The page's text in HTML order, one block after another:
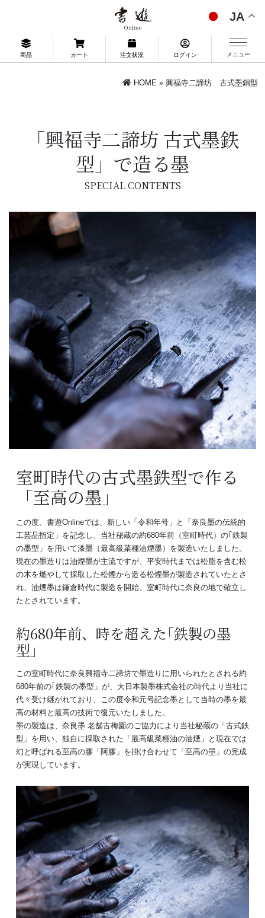
JA
商品 カート 注文状況 ログイン メニュー
HOME » 興福寺二諦坊 古式墨銅型
「興福寺二諦坊 古式墨鉄
型」で造る墨
SPECIAL CONTENTS
室町時代の古式墨鉄型で作る
「至高の墨」
この度、書遊Onlineでは、新しい「令和年号」と「奈良墨の伝統的
工芸品指定」を記念し、当社秘蔵の約680年前（室町時代）の｢鉄製
の墨型」を用いて漆墨（最高級菜種油煙墨）を製造いたしました。
現在の墨造りは油煙墨が主流ですが、平安時代までは松脂を含む松
の木を燃やして採取した松煙から造る松煙墨が製造されていたとさ
れ、油煙墨は鎌倉時代に製造を開始、室町時代に奈良の地で確立し
たとされています。
約680年前、時を超えた｢鉄製の墨
型」
この室町時代に奈良興福寺二諦坊で墨造りに用いられたとされる約
680年前の｢鉄製の墨型」が、大日本製墨株式会社の時代より当社に
代々受け継がれており、この度令和元号記念墨として当時の墨を最
高の材料と最高の技術で復元いたしました。
墨の製造は、奈良墨 老舗古梅園のご協力により当社秘蔵の「古式鉄
型」を用い、独自に採取された「最高級菜種油の油煙」と現在では
幻と呼ばれる至高の膠「阿膠」を掛け合わせて「至高の墨」の完成
が実現しています。